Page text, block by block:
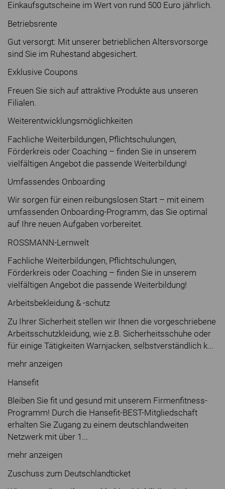
Einkaufsgutscheine im Wert von rund 500 Euro jährlich.
Betriebsrente
Gut versorgt: Mit unserer betrieblichen Altersvorsorge
sind Sie im Ruhestand abgesichert.
Exklusive Coupons
Freuen Sie sich auf attraktive Produkte aus unseren
Filialen.
Weiterentwicklungsmöglichkeiten
Fachliche Weiterbildungen, Pflichtschulungen,
Förderkreis oder Coaching – finden Sie in unserem
vielfältigen Angebot die passende Weiterbildung!
Umfassendes Onboarding
Wir sorgen für einen reibungslosen Start – mit einem
umfassenden Onboarding-Programm, das Sie optimal
auf Ihre neuen Aufgaben vorbereitet.
ROSSMANN-Lernwelt
Fachliche Weiterbildungen, Pflichtschulungen,
Förderkreis oder Coaching – finden Sie in unserem
vielfältigen Angebot die passende Weiterbildung!
Arbeitsbekleidung & -schutz
Zu Ihrer Sicherheit stellen wir Ihnen die vorgeschriebene
Arbeitsschutzkleidung, wie z.B. Sicherheitsschuhe oder
für einige Tätigkeiten Warnjacken, selbstverständlich k...
mehr anzeigen
Hansefit
Bleiben Sie fit und gesund mit unserem Firmenfitness-
Programm! Durch die Hansefit-BEST-Mitgliedschaft
erhalten Sie Zugang zu einem deutschlandweiten
Netzwerk mit über 1...
mehr anzeigen
Zuschuss zum Deutschlandticket